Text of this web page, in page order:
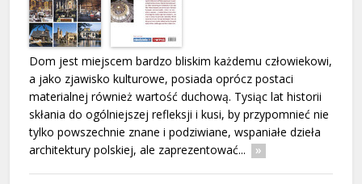
Dom jest miejscem bardzo bliskim każdemu człowiekowi,
a jako zjawisko kulturowe, posiada oprócz postaci
materialnej również wartość duchową. Tysiąc lat historii
skłania do ogólniejszej refleksji i kusi, by przypomnieć nie
tylko powszechnie znane i podziwiane, wspaniałe dzieła
architektury polskiej, ale zaprezentować...